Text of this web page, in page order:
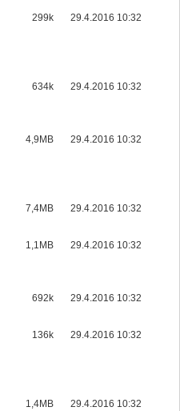
299k 29.4.2016 10:32
634k 29.4.2016 10:32
4,9MB 29.4.2016 10:32
7,4MB 29.4.2016 10:32
1,1MB 29.4.2016 10:32
692k 29.4.2016 10:32
136k 29.4.2016 10:32
1,4MB 29.4.2016 10:32